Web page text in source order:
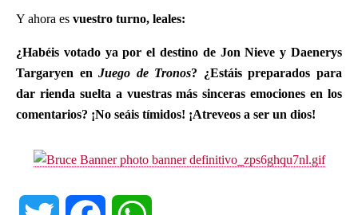
Y ahora es vuestro turno, leales:
¿Habéis votado ya por el destino de Jon Nieve y Daenerys
Targaryen enJuego de Tronos? ¿Estáis preparados para
dar rienda suelta a vuestras más sinceras emociones en los
comentarios? ¡No seáis tímidos! ¡Atreveos a ser un dios!